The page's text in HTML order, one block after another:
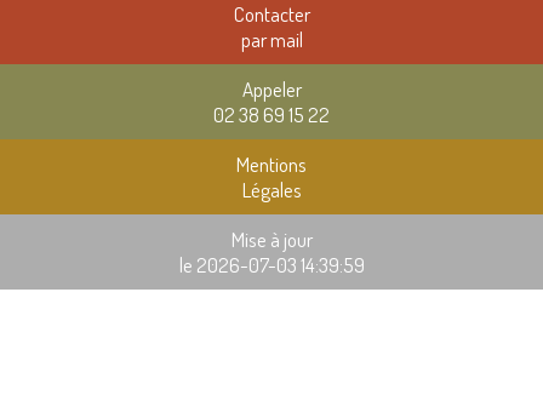
Contacter
par mail
Appeler
02 38 69 15 22
Mentions
Légales
Mise à jour
le 2026-07-03 14:39:59